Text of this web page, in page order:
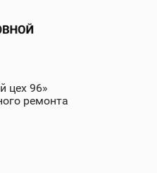
цех 96»
ремонта